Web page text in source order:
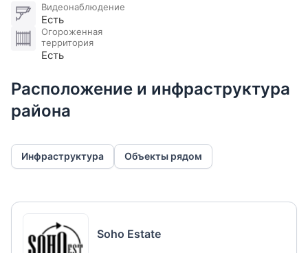
Видеонаблюдение
Есть
Огороженная
территория
Есть
Расположение и инфраструктура
района
Инфраструктура Объекты рядом
Soho Estate